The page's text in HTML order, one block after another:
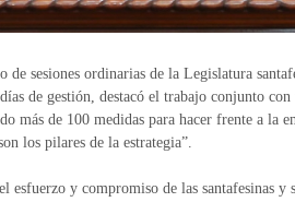
de sesiones ordinarias de la Legislatura
de gestión, destacó el trabajo conjunto
más de 100 medidas para hacer frente a la
los pilares de la estrategia”.
esfuerzo y compromiso de las santafesinas y